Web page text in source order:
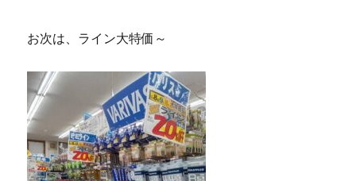
お次は、ライン大特価～